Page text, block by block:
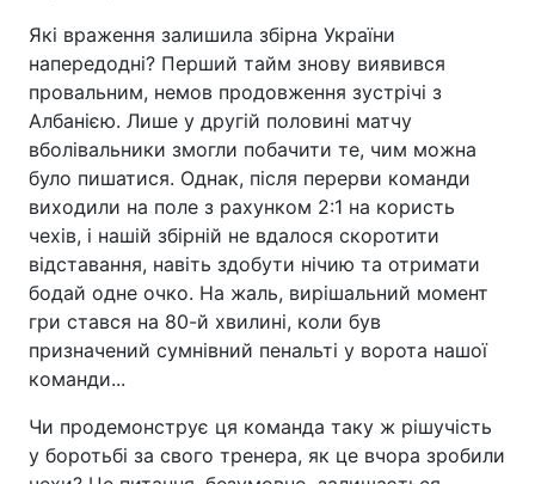
Які враження залишила збірна України
напередодні? Перший тайм знову виявився
провальним, немов продовження зустрічі з
Албанією. Лише у другій половині матчу
вболівальники змогли побачити те, чим можна
було пишатися. Однак, після перерви команди
виходили на поле з рахунком 2:1 на користь
чехів, і нашій збірній не вдалося скоротити
відставання, навіть здобути нічию та отримати
бодай одне очко. На жаль, вирішальний момент
гри стався на 80-й хвилині, коли був
призначений сумнівний пенальті у ворота нашої
команди...
Чи продемонструє ця команда таку ж рішучість
у боротьбі за свого тренера, як це вчора зробили